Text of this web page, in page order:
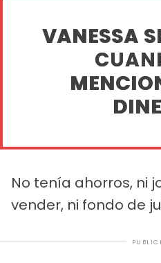
VANESSA
No tenía ahorros, ni
vender, ni fondo de